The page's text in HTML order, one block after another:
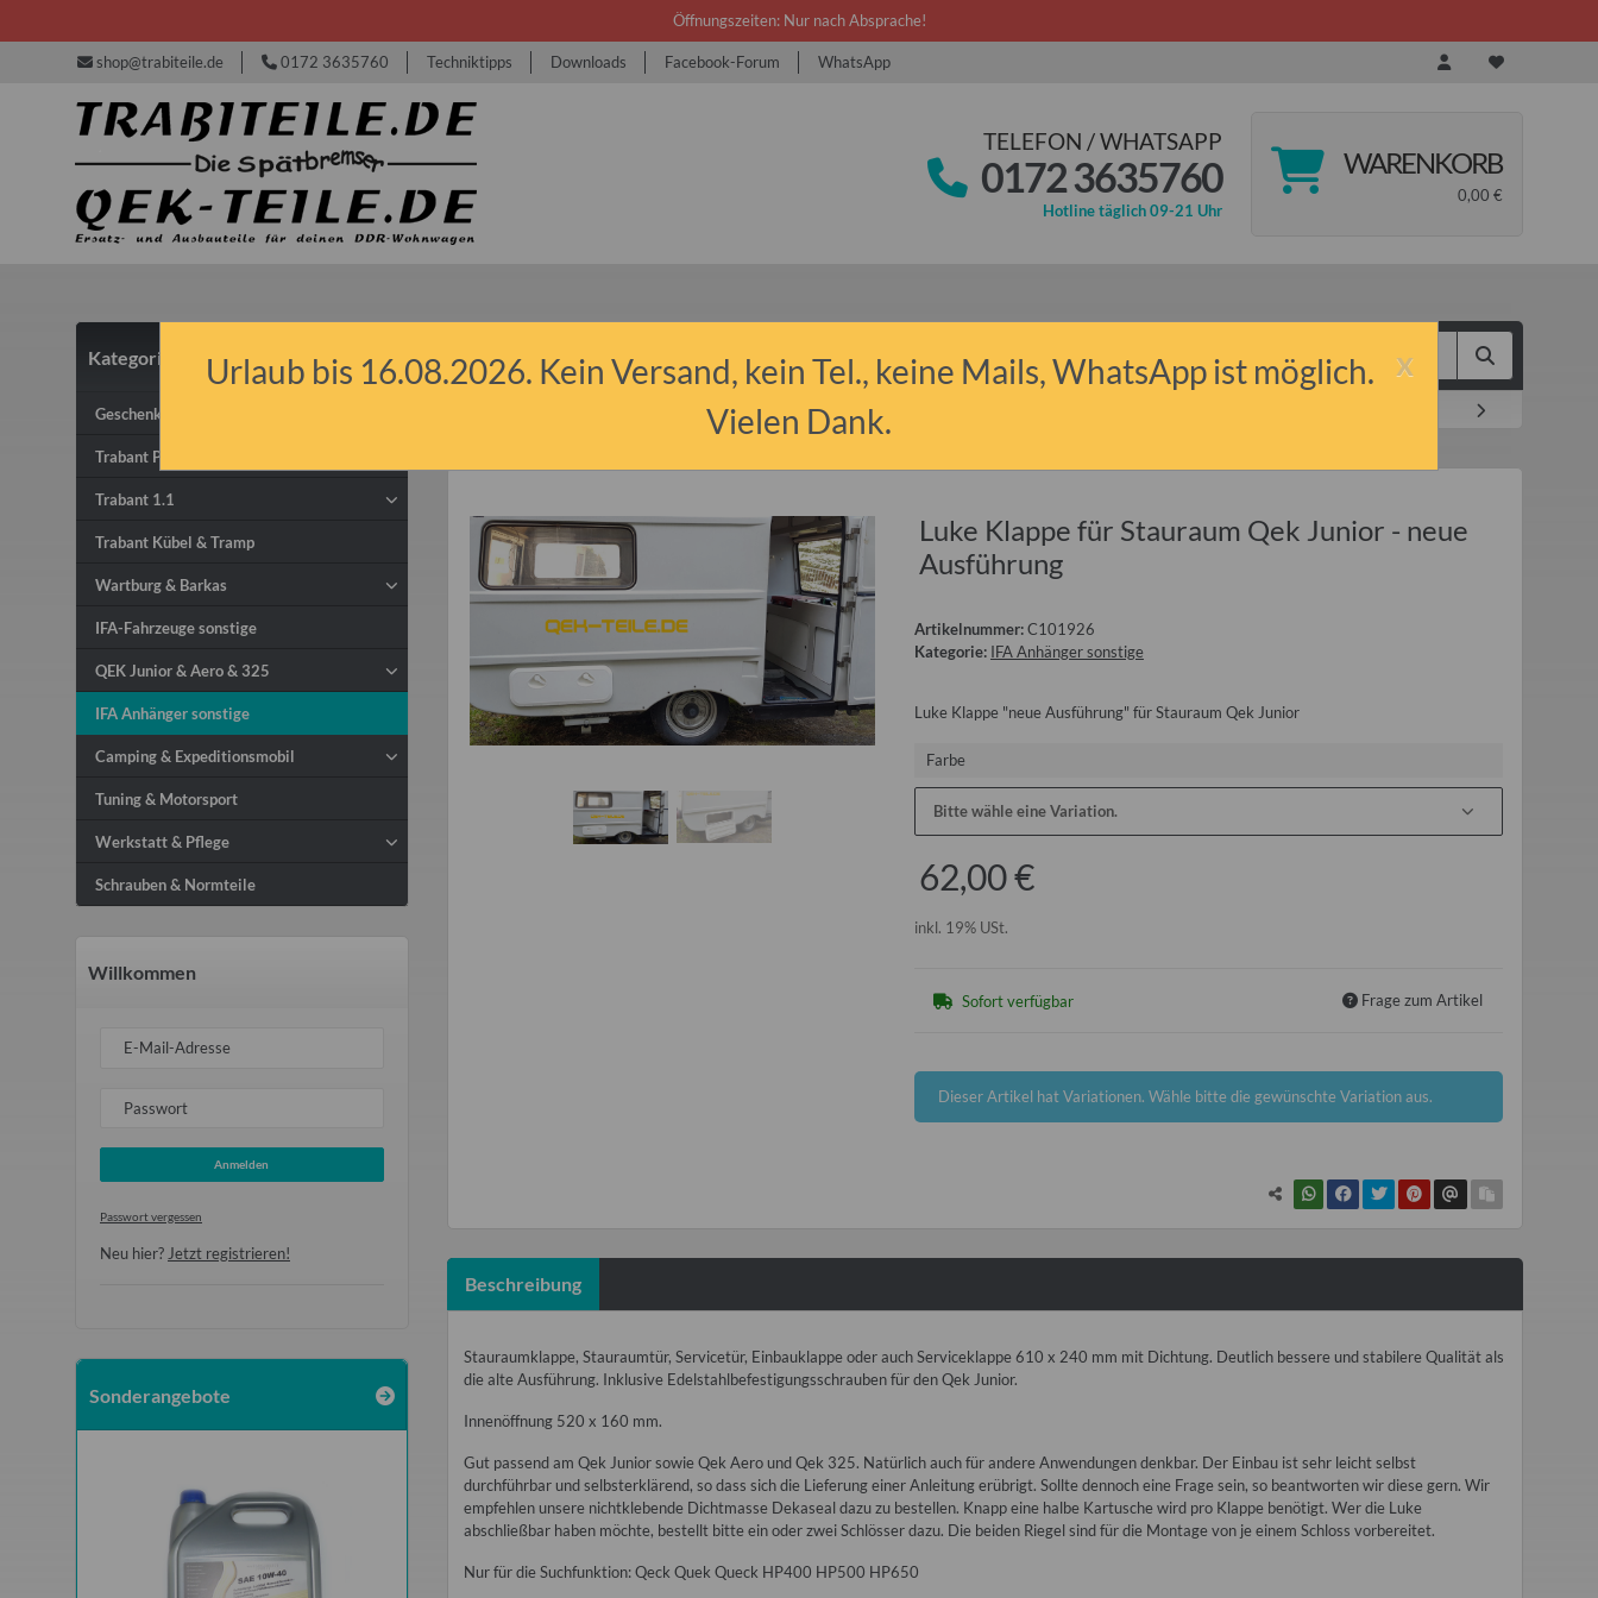
Öffnungszeiten: Nur nach Absprache!
shop@trabiteile.de 0172 3635760 Techniktipps Downloads Facebook-Forum WhatsApp
TELEFON / WHATSAPP
0172 3635760
Hotline täglich 09-21 Uhr
WARENKORB
0,00 €
Luke Klappe für Stauraum Qek Junior - neue Ausführung
Luke Klappe für Stauraum Qek Junior - neue
Ausführung
Artikelnummer:C101926
Kategorie: IFA Anhänger sonstige
Luke Klappe "neue Ausführung" für Stauraum Qek Junior
Farbe
Bitte wähle eine Variation.
62,00 €
inkl. 19% USt.
Sofort verfügbar Frage zum Artikel
x
Dieser Artikel hat Variationen. Wähle bitte die gewünschte Variation aus.
Beschreibung
Stauraumklappe, Stauraumtür, Servicetür, Einbauklappe oder auch Serviceklappe 610 x 240 mm mit Dichtung. Deutlich bessere und stabilere Qualität als
die alte Ausführung. Inklusive Edelstahlbefestigungsschrauben für den Qek Junior.
Innenöffnung 520 x 160 mm.
Gut passend am Qek Junior sowie Qek Aero und Qek 325. Natürlich auch für andere Anwendungen denkbar. Der Einbau ist sehr leicht selbst
durchführbar und selbsterklärend, so dass sich die Lieferung einer Anleitung erübrigt. Sollte dennoch eine Frage sein, so beantworten wir diese gern. Wir
empfehlen unsere nichtklebende Dichtmasse Dekaseal dazu zu bestellen. Knapp eine halbe Kartusche wird pro Klappe benötigt. Wer die Luke
abschließbar haben möchte, bestellt bitte ein oder zwei Schlösser dazu. Die beiden Riegel sind für die Montage von je einem Schloss vorbereitet.
Nur für die Suchfunktion: Qeck Quek Queck HP400 HP500 HP650
Kategorien
Geschenkideen & Gutscheine
Trabant P50/P60 & P601
Trabant 1.1
Trabant Kübel & Tramp
Wartburg & Barkas
IFA-Fahrzeuge sonstige
QEK Junior & Aero & 325
IFA Anhänger sonstige
Camping & Expeditionsmobil
Tuning & Motorsport
Werkstatt & Pflege
Schrauben & Normteile
Willkommen
E-Mail-Adresse
Passwort
Anmelden
Passwort vergessen
Neu hier? Jetzt registrieren!
Sonderangebote
x
Urlaub bis 16.08.2026. Kein Versand, kein Tel., keine Mails, WhatsApp ist möglich.
Vielen Dank.